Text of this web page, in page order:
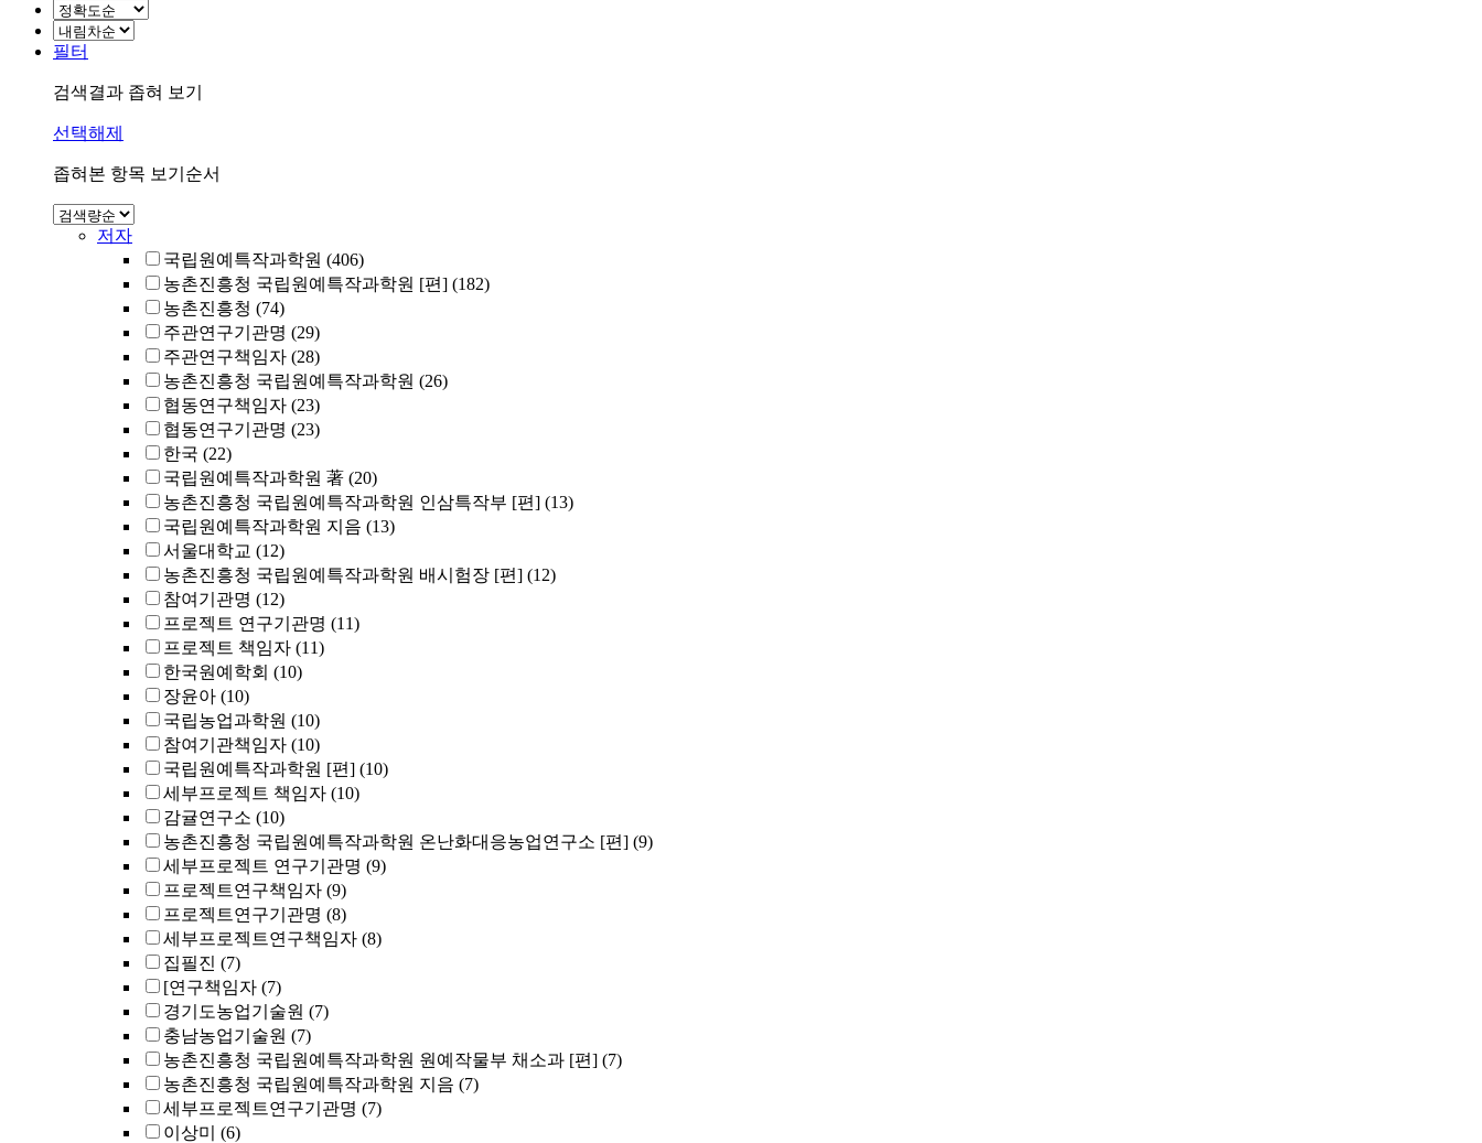
필터
검색결과 좁혀 보기
선택해제
좁혀본 항목 보기순서
저자
국립원예특작과학원 (406)
농촌진흥청 국립원예특작과학원 [편] (182)
농촌진흥청 (74)
주관연구기관명 (29)
주관연구책임자 (28)
농촌진흥청 국립원예특작과학원 (26)
협동연구책임자 (23)
협동연구기관명 (23)
한국 (22)
국립원예특작과학원 著 (20)
농촌진흥청 국립원예특작과학원 인삼특작부 [편] (13)
국립원예특작과학원 지음 (13)
서울대학교 (12)
농촌진흥청 국립원예특작과학원 배시험장 [편] (12)
참여기관명 (12)
프로젝트 연구기관명 (11)
프로젝트 책임자 (11)
한국원예학회 (10)
장윤아 (10)
국립농업과학원 (10)
참여기관책임자 (10)
국립원예특작과학원 [편] (10)
세부프로젝트 책임자 (10)
감귤연구소 (10)
농촌진흥청 국립원예특작과학원 온난화대응농업연구소 [편] (9)
세부프로젝트 연구기관명 (9)
프로젝트연구책임자 (9)
프로젝트연구기관명 (8)
세부프로젝트연구책임자 (8)
집필진 (7)
[연구책임자 (7)
경기도농업기술원 (7)
충남농업기술원 (7)
농촌진흥청 국립원예특작과학원 원예작물부 채소과 [편] (7)
농촌진흥청 국립원예특작과학원 지음 (7)
세부프로젝트연구기관명 (7)
이상미
(6)